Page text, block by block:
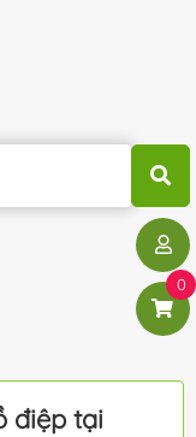
0
điệp tại